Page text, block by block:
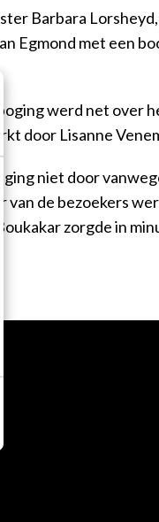
Barbara
Egmond met een
werd net over
door Lisanne
niet door
de bezoekers
zorgde in